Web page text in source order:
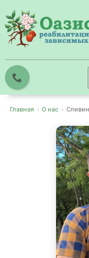
Главная › О нас ›